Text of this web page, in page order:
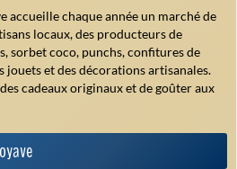
accueille chaque année un marché de
locaux, des producteurs de
sorbet coco, punchs, confitures de
jouets et des décorations artisanales.
cadeaux originaux et de goûter aux